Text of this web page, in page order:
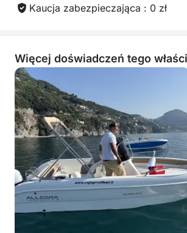
Kaucja zabezpieczająca : 0 zł
Więcej doświadczeń tego